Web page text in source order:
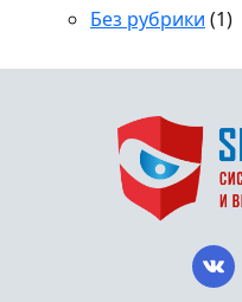
Без рубрики (1)